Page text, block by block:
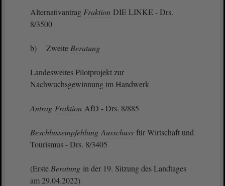
Alternativantrag Fraktion DIE LINKE - Drs.
8/3500
b) Zweite Beratung
Landesweites Pilotprojekt zur
Nachwuchsgewinnung im Handwerk
Antrag Fraktion AfD - Drs. 8/885
Beschlussempfehlung Ausschuss für Wirtschaft und
Tourismus - Drs. 8/3405
(Erste Beratung in der 19. Sitzung des Landtages
am 29.04.2022)